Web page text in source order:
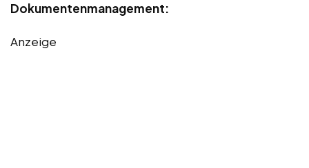
Dokumentenmanagement:
Anzeige